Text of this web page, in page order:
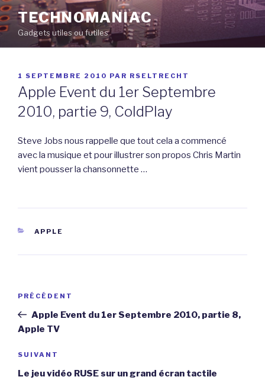
Aller
au
contenu
principal
TECHNOMANIAC
Gadgets utiles ou futiles
PUBLIÉ
LE
1 SEPTEMBRE 2010 PAR RSELTRECHT
Apple Event du 1er Septembre
2010, partie 9, ColdPlay
Steve Jobs nous rappelle que tout cela a commencé
avec la musique et pour illustrer son propos Chris Martin
vient pousser la chansonnette …
CATÉGORIES
APPLE
Navigation
l’article
Article
précédent
PRÉCÉDENT
Apple Event du 1er Septembre 2010, partie 8,
Apple TV
Article
suivant
SUIVANT
Le jeu vidéo RUSE sur un grand écran tactile